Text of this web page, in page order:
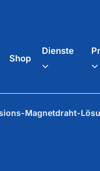
Shop
Dienste
Magnetdraht-